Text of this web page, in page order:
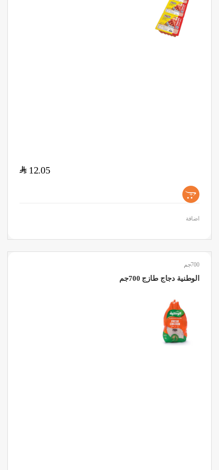
12.05
$
+
اضافة
700جم
الوطنية دجاج طازج 700جم